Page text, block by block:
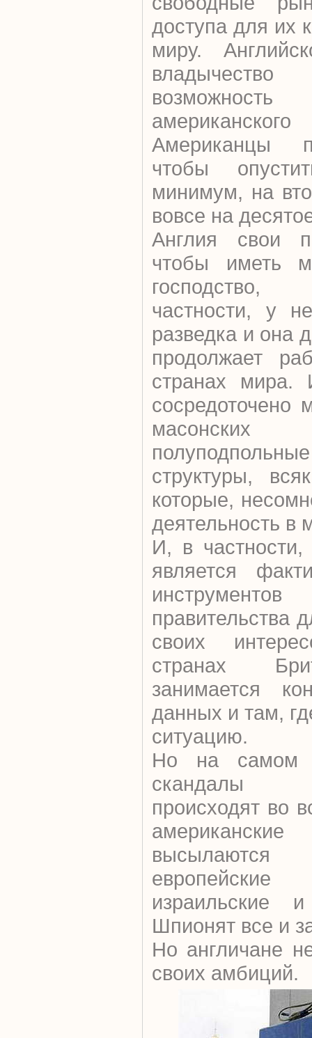
доступа для их
миру.
возможность
Американцы
чтобы
минимум, на
вовсе на
Англия свои
чтобы иметь
частности, у
разведка и она
продолжает
странах мира.
сосредоточено
структуры,
которые,
деятельность в
И, в частности,
является
правительства
своих
странах
занимается
данных и там,
ситуацию.
Но на самом
скандалы
происходят во
израильские
Шпионят все и
Но англичане
своих амбиций.